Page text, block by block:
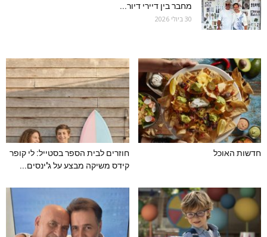
מחבר בין דיירי דיור...
30 ביולי 2026
חדשות האוכל
חוזרים לבית הספר בסטייל: לי קופר
קידס משיקה מבצע על ג'ינסים...